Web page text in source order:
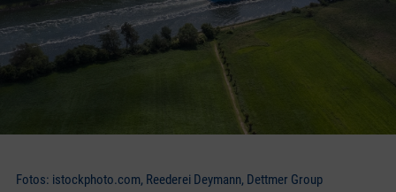
Fotos: istockphoto.com, Reederei Deymann, Dettmer Group